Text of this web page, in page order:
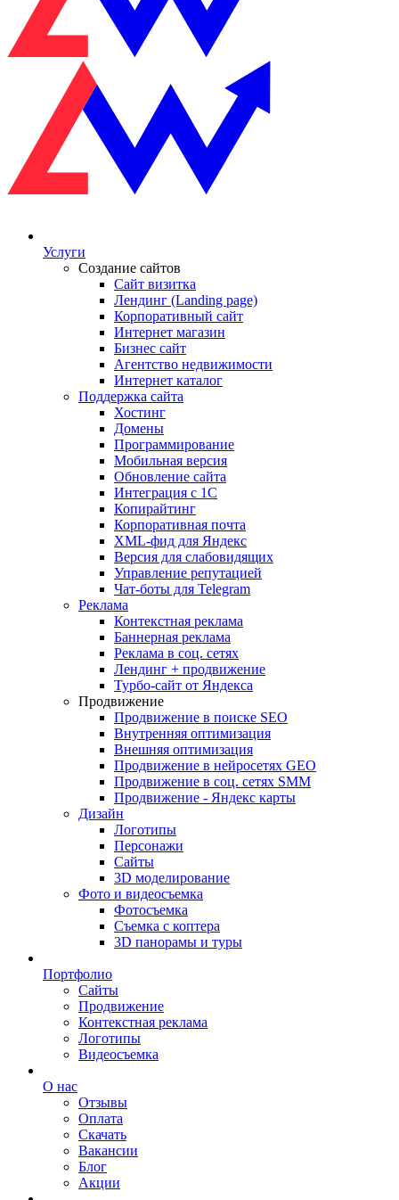
Услуги
Создание сайтов
Сайт визитка
Лендинг (Landing page)
Корпоративный сайт
Интернет магазин
Бизнес сайт
Агентство недвижимости
Интернет каталог
Поддержка сайта
Хостинг
Домены
Программирование
Мобильная версия
Обновление сайта
Интеграция с 1С
Копирайтинг
Корпоративная почта
XML-фид для Яндекс
Версия для слабовидящих
Управление репутацией
Чат-боты для Telegram
Реклама
Контекстная реклама
Баннерная реклама
Реклама в соц. сетях
Лендинг + продвижение
Турбо-сайт от Яндекса
Продвижение
Продвижение в поиске SEO
Внутренняя оптимизация
Внешняя оптимизация
Продвижение в нейросетях GEO
Продвижение в соц. сетях SMM
Продвижение - Яндекс карты
Дизайн
Логотипы
Персонажи
Сайты
3D моделирование
Фото и видеосъемка
Фотосъемка
Съемка с коптера
3D панорамы и туры
Портфолио
Сайты
Продвижение
Контекстная реклама
Логотипы
Видеосъемка
О нас
Отзывы
Оплата
Скачать
Вакансии
Блог
Акции